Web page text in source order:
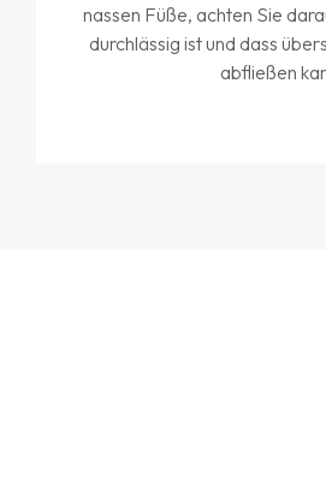
nassen Füße, achten Sie
durchlässig ist und dass
abfließen